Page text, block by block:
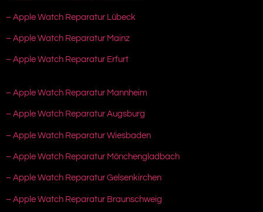
– Apple Watch Reparatur Lübeck
– Apple Watch Reparatur Mainz
– Apple Watch Reparatur Erfurt
– Apple Watch Reparatur Mannheim
– Apple Watch Reparatur Augsburg
– Apple Watch Reparatur Wiesbaden
– Apple Watch Reparatur Mönchengladbach
– Apple Watch Reparatur Gelsenkirchen
– Apple Watch Reparatur Braunschweig